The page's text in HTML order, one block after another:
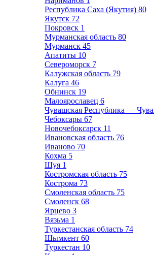
Республика Саха (Якутия) 80
Якутск 72
Покровск 1
Мурманская область 80
Мурманск 45
Апатиты 10
Североморск 7
Калужская область 79
Калуга 46
Обнинск 19
Малоярославец 6
Чувашская Республика —
Чебоксары 67
Новочебоксарск 11
Ивановская область 76
Иваново 70
Кохма 5
Шуя 1
Костромская область 75
Кострома 73
Смоленская область 75
Смоленск 68
Ярцево 3
Вязьма 1
Туркестанская область 74
Шымкент 60
Туркестан 10